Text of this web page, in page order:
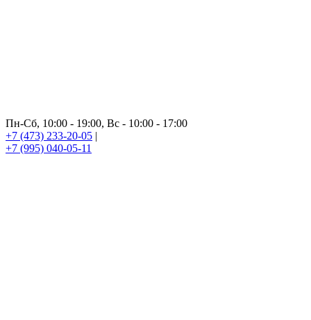
Пн-Сб, 10:00 - 19:00, Вс - 10:00 - 17:00
+7 (473) 233-20-05 |
+7 (995) 040-05-11